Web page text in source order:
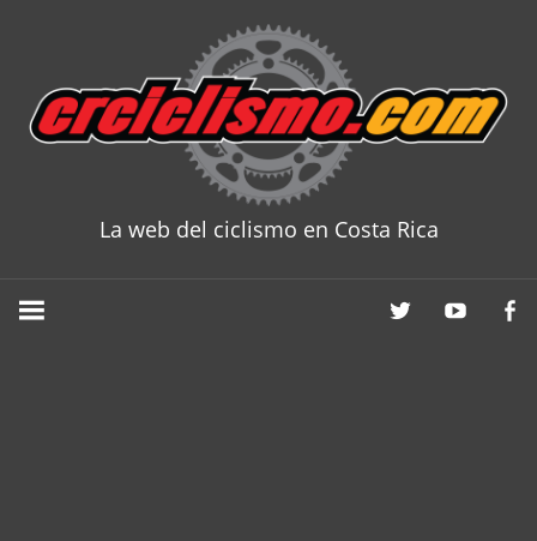
content
La web del ciclismo en Costa Rica